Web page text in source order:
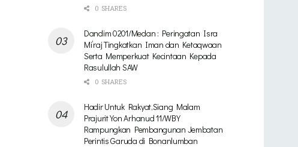
0 SHARES
Dandim 0201/Medan : Peringatan Isra
Mi’raj Tingkatkan Iman dan Ketaqwaan
Serta Memperkuat Kecintaan Kepada
Rasulullah SAW
0 SHARES
Hadir Untuk Rakyat,Siang Malam
Prajurit Yon Arhanud 11/WBY
Rampungkan Pembangunan Jembatan
Perintis Garuda di Bonanlumban